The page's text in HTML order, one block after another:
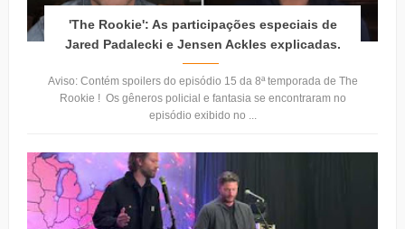
'The Rookie': As participações especiais de
Jared Padalecki e Jensen Ackles explicadas.
Aviso: Contém spoilers do episódio 15 da 8ª temporada de The
Rookie ! Os gêneros policial e fantasia se encontraram no
episódio exibido no ...